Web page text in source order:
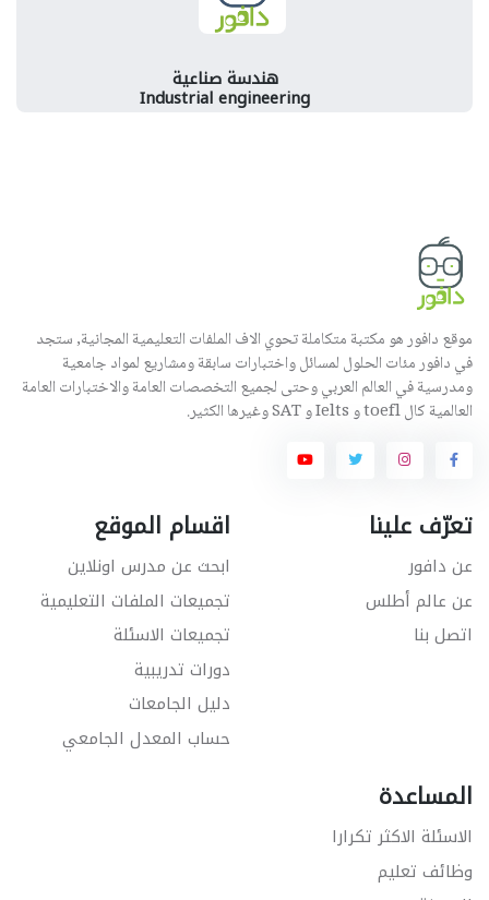
هندسة صناعية
Industrial engineering
موقع دافور هو مكتبة متكاملة تحوي الاف الملفات التعليمية المجانية, ستجد
في دافور مئات الحلول لمسائل واختبارات سابقة ومشاريع لمواد جامعية
ومدرسية في العالم العربي وحتى لجميع التخصصات العامة والاختبارات العامة
العالمية كال toefl و Ielts و SAT وغيرها الكثير.
تعرّف علينا
عن دافور
عن عالم أطلس
اتصل بنا
اقسام الموقع
ابحث عن مدرس اونلاين
تجميعات الملفات التعليمية
تجميعات الاسئلة
دورات تدريبية
دليل الجامعات
حساب المعدل الجامعي
المساعدة
الاسئلة الاكثر تكرارا
وظائف تعليم